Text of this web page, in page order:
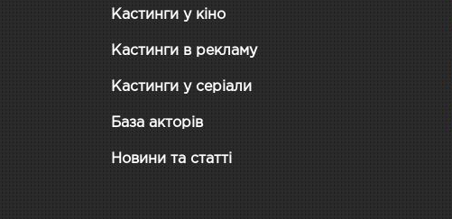
Кастинги у кіно
Кастинги в рекламу
Кастинги у серіали
База акторів
Новини та статті